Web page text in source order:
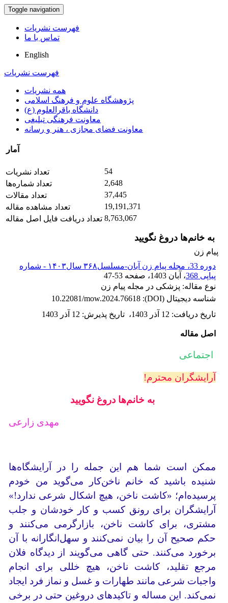
Toggle navigation
فهرست نشریات
تماس با ما
English
فهرست نشریات
همه نشریات
پژوهشگاه علوم و فرهنگ اسلامی
دانشگاه باقرالعلوم (ع)
معاونت فرهنگی تبلیغی
معاونت فضای مجازی ، هنر و رسانه
آمار
تعداد نشریات
54
تعداد شماره‌ها
2,648
تعداد مقالات
37,445
تعداد مشاهده مقاله
19,191,371
تعداد دریافت فایل اصل مقاله 8,763,067
به خانم‌ها دروغ نگویید
پیام زن
دوره 33، مجله پیام زن آبان-مسلسل۳۶۸ سال۱۴۰۳ - شماره
پیاپی 368
، آبان 1403 ، صفحه 47-53
نوع مقاله: پزشکی در مجله پیام زن
شناسه دیجیتال (DOI):
10.22081/mow.2024.76618
تاریخ دریافت: 12 آذر 1403 ، تاریخ پذیرش: 12 آذر 1403
اصل مقاله
اجتماعی
آرایشگران محترم!
به خانم‌ها دروغ نگویید
مهدی زارعی
ممکن است شما هم این جمله را در آرایشگاه‌ها
شنیده باشید که خانم‌ ناخن‌کار می‌گوید من خودم
پرسیده‌ام؛ «کاشت ناخن، هیچ اشکال شرعی ندارد!»
آرایشگران برای رونق کسب و کار خودشان و جلب
مشتری، برای کاشت ناخن، بازارگرمی می‌کنند و
حکم صحیح آن را بیان نمی‌کنند و سهل‌انگارانه با آن
برخورد می‌کنند. حتی گاهی می‌گویند از دیدگاه فلان
مرجع تقلید، کاشت ناخن، هیچ خللی برای انجام
واجبات شرعی مانند طهارات و غسل و نماز فرد ایجاد
نمی‌کند. این مساله و تاکیدهای دروغین حتی در برخی